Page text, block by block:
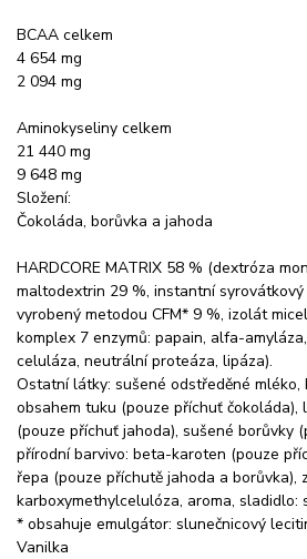
BCAA celkem
4 654 mg
2 094 mg
Aminokyseliny celkem
21 440 mg
9 648 mg
Složení:
Čokoláda, borůvka a jahoda
HARDCORE MATRIX 58 % (dextróza
maltodextrin 29 %, instantní
vyrobený metodou CFM* 9 %, izolát
komplex 7 enzymů: papain, alfa-
celuláza, neutrální proteáza, lipáza).
Ostatní látky: sušené odstředěné mléko,
obsahem tuku (pouze příchuť čokoláda),
(pouze příchuť jahoda), sušené borůvky
přírodní barvivo: beta-karoten (pouze
řepa (pouze příchutě jahoda a borůvka),
karboxymethylcelulóza, aroma, sladidlo:
* obsahuje emulgátor: slunečnicový
Vanilka